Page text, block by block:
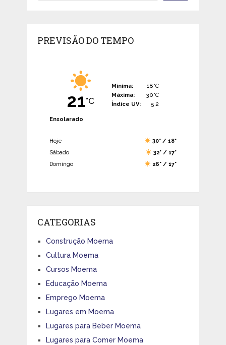
PREVISÃO DO TEMPO
21°C
Mínima:
18°C
Máxima:
30°C
Índice UV:
5.2
Ensolarado
Hoje
30° / 18°
Sábado
32° / 17°
Domingo
26° / 17°
CATEGORIAS
Construção Moema
Cultura Moema
Cursos Moema
Educação Moema
Emprego Moema
Lugares em Moema
Lugares para Beber Moema
Lugares para Comer Moema